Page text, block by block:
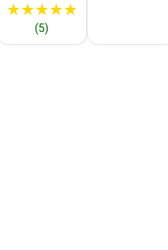
★★★★★
(5)